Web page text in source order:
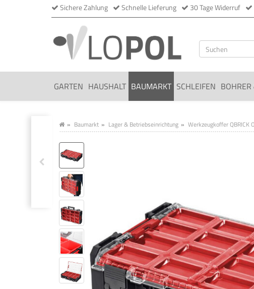
Sichere Zahlung Schnelle Lieferung 30 Tage Widerruf
GARTEN HAUSHALT BAUMARKT SCHLEIFEN BOHRER
Baumarkt Lager & Betriebseinrichtung Werkzeugkoffer QBRICK